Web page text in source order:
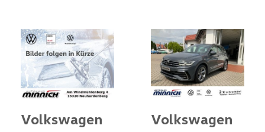
Volkswagen
Volkswagen